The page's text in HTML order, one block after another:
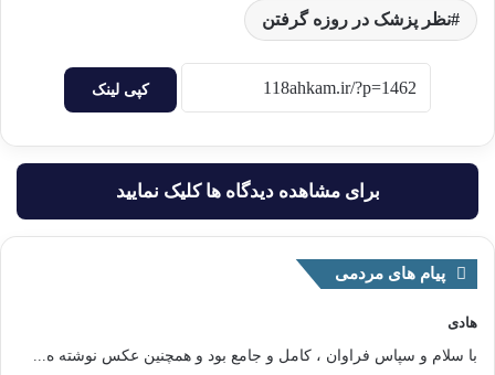
نظر پزشک در روزه گرفتن
کپی لینک
برای مشاهده دیدگاه ها کلیک نمایید
پیام های مردمی
هادی
با سلام و سپاس فراوان ، کامل و جامع بود و همچنین عکس نوشته ه...